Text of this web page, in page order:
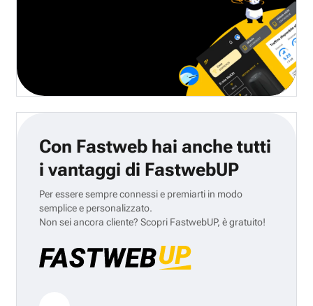
Con Fastweb hai anche tutti
i vantaggi di FastwebUP
Per essere sempre connessi e premiarti in modo
semplice e personalizzato.
Non sei ancora cliente? Scopri FastwebUP, è gratuito!